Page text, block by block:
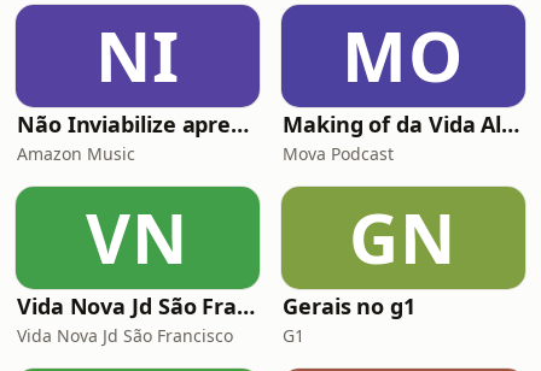
NI
Não Inviabilize apresenta: Histórias da Firma
Amazon Music
MO
Making of da Vida Alheia - Mova
Mova Podcast
VN
Vida Nova Jd São Francisco
Vida Nova Jd São Francisco
GN
Gerais no g1
G1